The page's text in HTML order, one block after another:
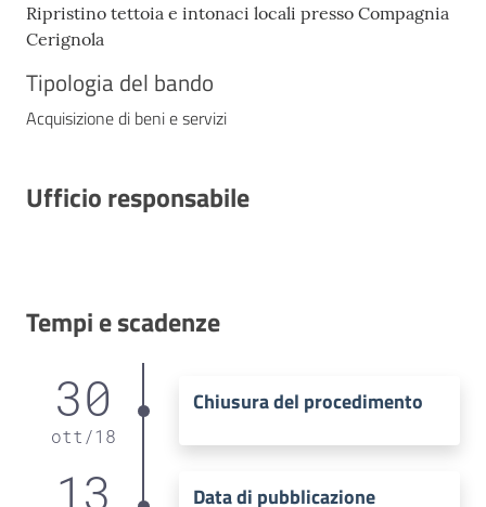
Ripristino tettoia e intonaci locali presso Compagnia
Cerignola
Tipologia del bando
Acquisizione di beni e servizi
Ufficio responsabile
Tempi e scadenze
30
ott /18
Chiusura del procedimento
13 Data di pubblicazione